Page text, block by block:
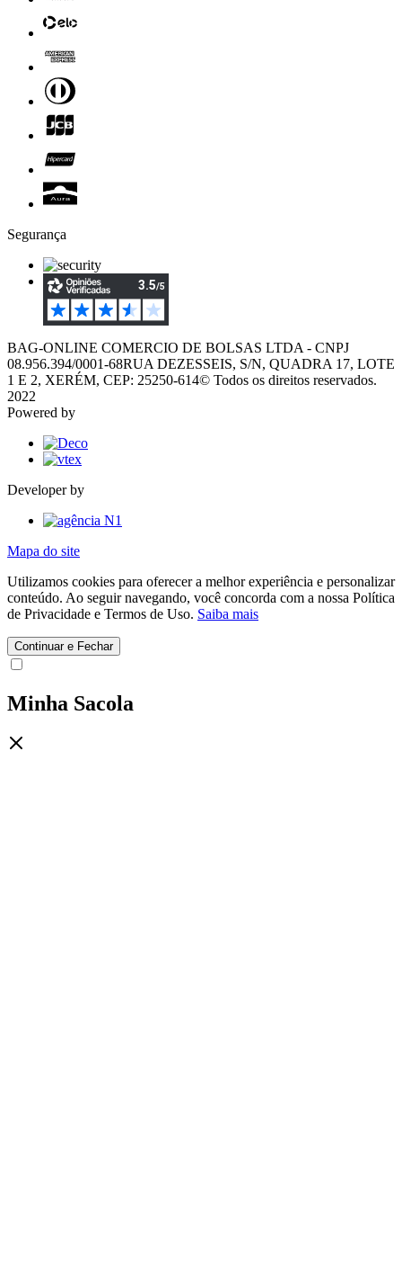
Segurança
BAG-ONLINE COMERCIO DE BOLSAS LTDA - CNPJ
08.956.394/0001-68RUA DEZESSEIS, S/N, QUADRA 17, LOTE
1 E 2, XERÉM, CEP: 25250-614© Todos os direitos reservados.
2022
Powered by
Developer by
Mapa do site
Utilizamos cookies para oferecer a melhor experiência e personalizar
conteúdo. Ao seguir navegando, você concorda com a nossa Política
de Privacidade e Termos de Uso. Saiba mais
Continuar e Fechar
Minha Sacola